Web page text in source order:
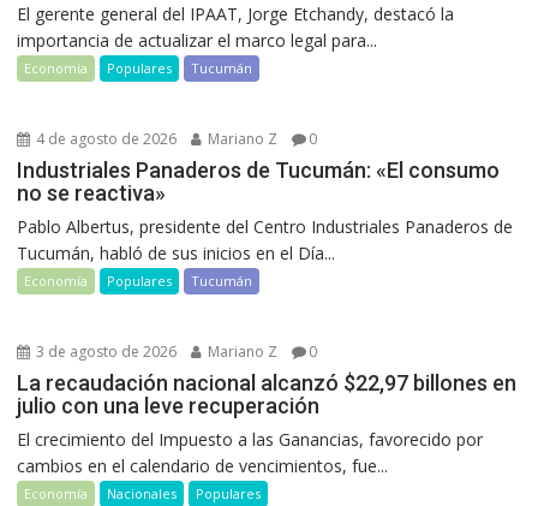
El gerente general del IPAAT, Jorge Etchandy, destacó la
importancia de actualizar el marco legal para...
Economía Populares Tucumán
4 de agosto de 2026 Mariano Z 0
Industriales Panaderos de Tucumán: «El consumo
no se reactiva»
Pablo Albertus, presidente del Centro Industriales Panaderos de
Tucumán, habló de sus inicios en el Día...
Economía Populares Tucumán
3 de agosto de 2026 Mariano Z 0
La recaudación nacional alcanzó $22,97 billones en
julio con una leve recuperación
El crecimiento del Impuesto a las Ganancias, favorecido por
cambios en el calendario de vencimientos, fue...
Economía Nacionales Populares